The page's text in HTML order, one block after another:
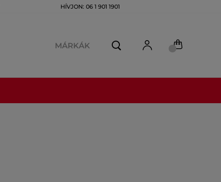
HÍVJON: 06 1 901 1901
MÁRKÁK